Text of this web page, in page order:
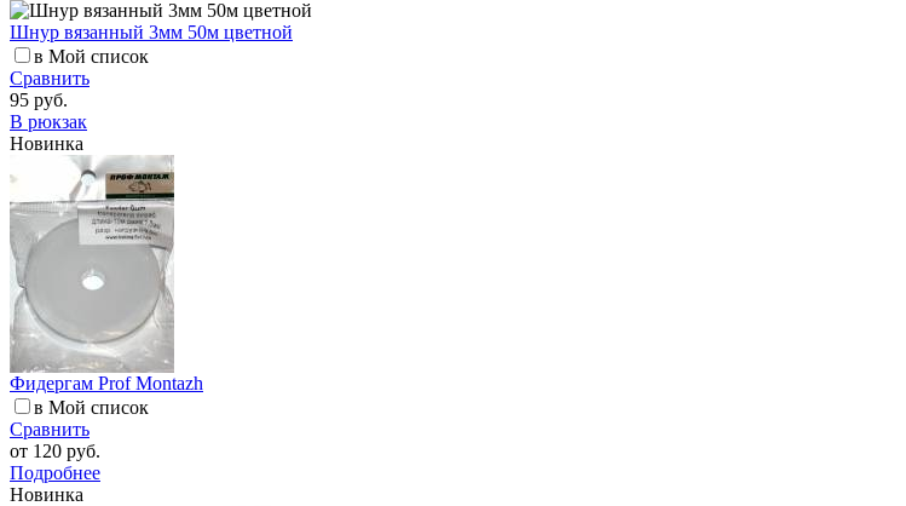
Шнур вязанный 3мм 50м цветной
в Мой список
Сравнить
95 руб.
В рюкзак
Новинка
Фидергам Prof Montazh
в Мой список
Сравнить
от 120 руб.
Подробнее
Новинка